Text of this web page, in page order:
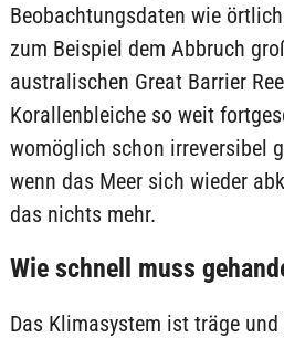
Beobachtungsdaten wie
zum Beispiel dem Abbruch
australischen Great Barrier
Korallenbleiche so weit
womöglich schon irreversibel
wenn das Meer sich wieder
das nichts mehr.
Wie schnell muss
Das Klimasystem ist träge